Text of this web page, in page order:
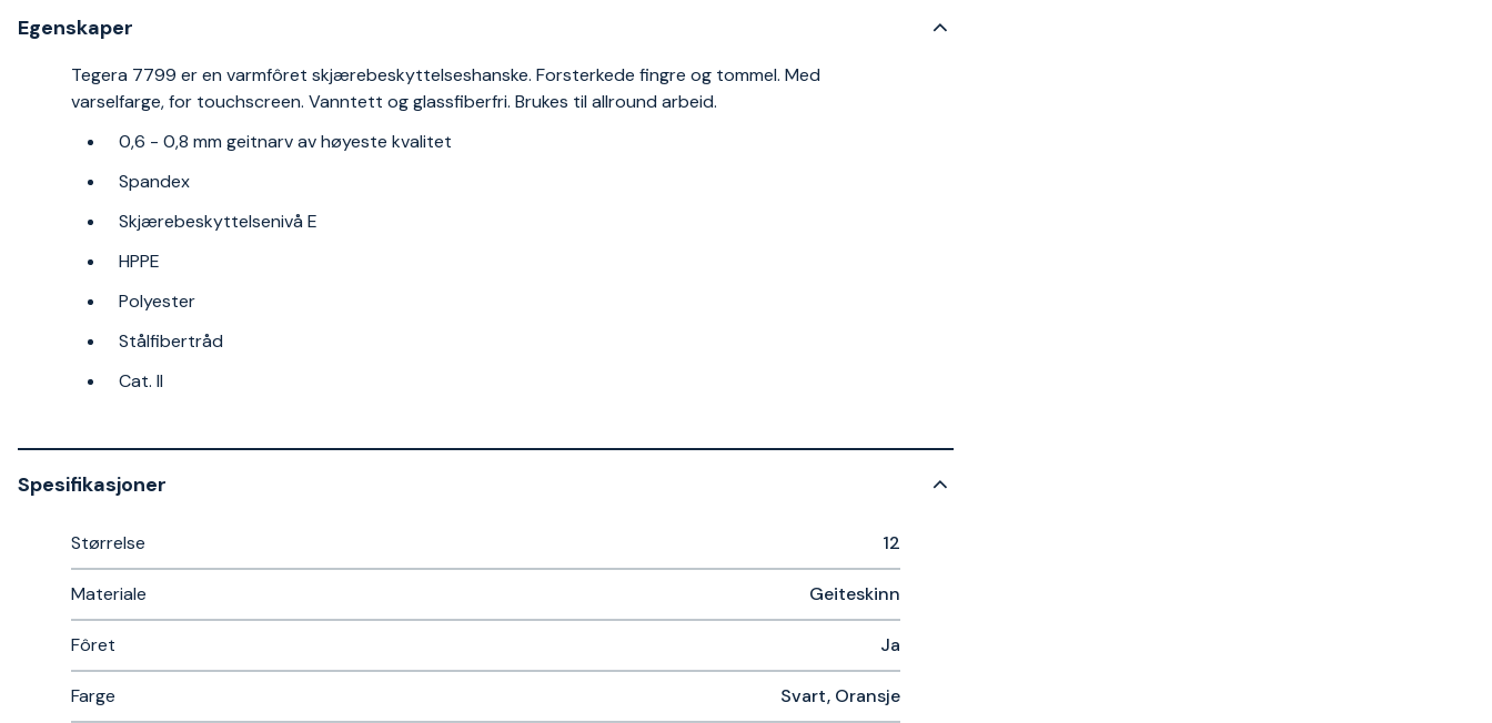
Egenskaper
Tegera 7799 er en varmfôret skjærebeskyttelseshanske. Forsterkede fingre og tommel. Med
varselfarge, for touchscreen. Vanntett og glassfiberfri. Brukes til allround arbeid.
0,6 - 0,8 mm geitnarv av høyeste kvalitet
Spandex
Skjærebeskyttelsenivå E
HPPE
Polyester
Stålfibertråd
Cat. II
Spesifikasjoner
Størrelse 12
Materiale Geiteskinn
Fôret Ja
Farge Svart, Oransje